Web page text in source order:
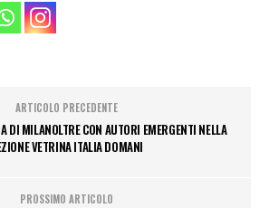
ARTICOLO PRECEDENTE
DI MILANOLTRE CON AUTORI EMERGENTI NELLA
VETRINA ITALIA DOMANI
PROSSIMO ARTICOLO